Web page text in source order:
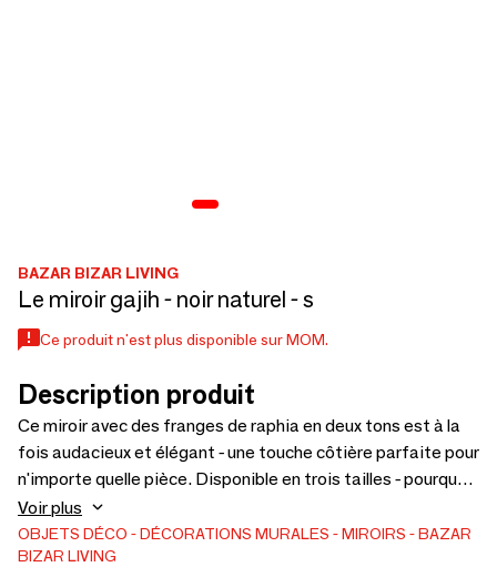
BAZAR BIZAR LIVING
Le miroir gajih - noir naturel - s
Ce produit n'est plus disponible sur MOM.
Description produit
Ce miroir avec des franges de raphia en deux tons est à la
fois audacieux et élégant - une touche côtière parfaite pour
n'importe quelle pièce. Disponible en trois tailles - pourquoi
ne pas combiner deux ou trois tailles pour créer un mur
d'accentuation étonnant ?
Voir plus
OBJETS DÉCO DÉCORATIONS MURALES MIROIRS
BAZAR
BIZAR LIVING